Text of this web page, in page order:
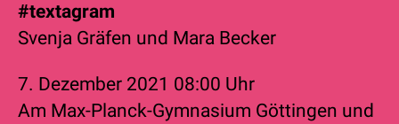
#textagram
Svenja Gräfen und Mara Becker
7. Dezember 2021 08:00 Uhr
Am Max-Planck-Gymnasium Göttingen und